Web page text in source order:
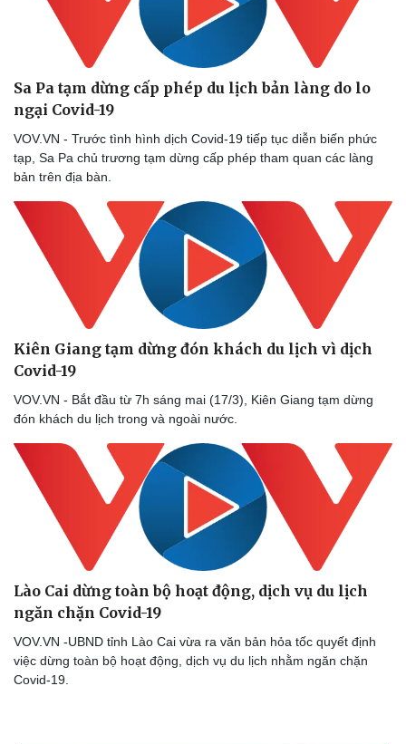
Doanh nghiệp 24h
Doanh nhân
Vì cộng đồng
Tin Công nghệ
Trải nghiệm
Chuyển đổi số
Sa Pa tạm dừng cấp phép du lịch bản làng do lo
ngại Covid-19
VOV.VN - Trước tình hình dịch Covid-19 tiếp tục diễn biến phức
tạp, Sa Pa chủ trương tạm dừng cấp phép tham quan các làng
bản trên địa bàn.
Kiên Giang tạm dừng đón khách du lịch vì dịch
Covid-19
VOV.VN - Bắt đầu từ 7h sáng mai (17/3), Kiên Giang tạm dừng
đón khách du lịch trong và ngoài nước.
Lào Cai dừng toàn bộ hoạt động, dịch vụ du lịch
ngăn chặn Covid-19
VOV.VN -UBND tỉnh Lào Cai vừa ra văn bản hỏa tốc quyết định
việc dừng toàn bộ hoạt động, dịch vụ du lịch nhằm ngăn chặn
Covid-19.